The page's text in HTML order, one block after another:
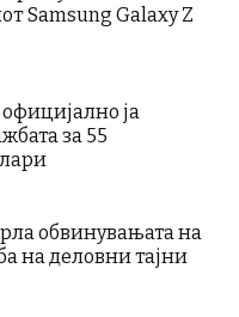
Samsung Galaxy Z
ја
за 55
обвинувањата на
на деловни тајни